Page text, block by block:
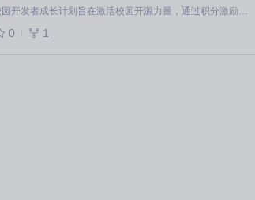
「源启盛夏」暑期校园开发者成长计划旨在激活校园开源力量，通过积分激励、认证扶持、资源倾斜等形式，引导高校组织和开发者完成「入驻 — 建项目 — 做贡献 — 获认证 — 得资源」的完整闭环。无论你是想带领社团入驻平台的组织者，还是希望用代码贡献证明自己的开发者，都能在这里找到属于你的成长路径。
0 1